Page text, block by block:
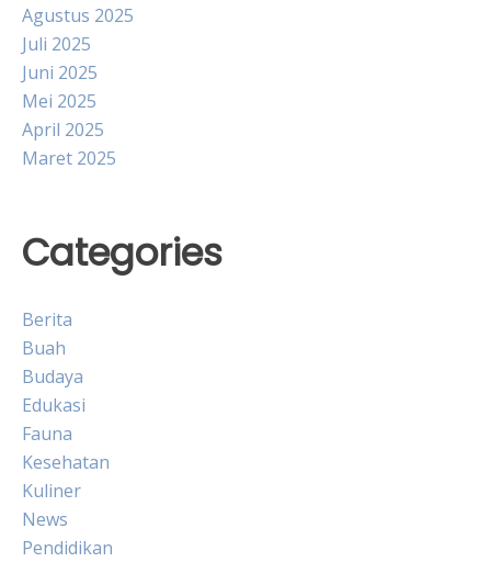
Agustus 2025
Juli 2025
Juni 2025
Mei 2025
April 2025
Maret 2025
Categories
Berita
Buah
Budaya
Edukasi
Fauna
Kesehatan
Kuliner
News
Pendidikan